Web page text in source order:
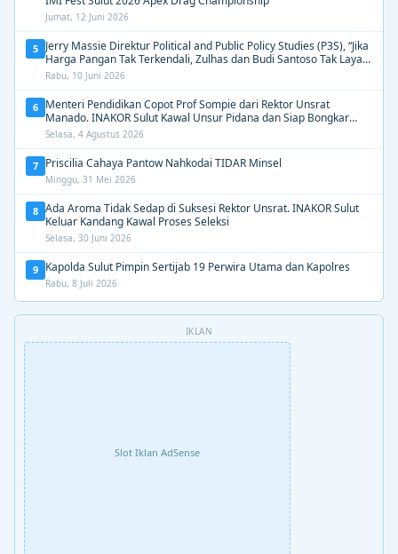
Jumat, 12 Juni 2026
5 Jerry Massie Direktur Political and Public Policy Studies (P3S), “Jika
Harga Pangan Tak Terkendali, Zulhas dan Budi Santoso Tak Layak
Dipertahankan”
Rabu, 10 Juni 2026
6 Menteri Pendidikan Copot Prof Sompie dari Rektor Unsrat
Manado. INAKOR Sulut Kawal Unsur Pidana dan Siap Bongkar
Aroma Busuk di Suksesi Rektor
Selasa, 4 Agustus 2026
7 Priscilia Cahaya Pantow Nahkodai TIDAR Minsel
Minggu, 31 Mei 2026
8 Ada Aroma Tidak Sedap di Suksesi Rektor Unsrat. INAKOR Sulut
Keluar Kandang Kawal Proses Seleksi
Selasa, 30 Juni 2026
9 Kapolda Sulut Pimpin Sertijab 19 Perwira Utama dan Kapolres
Rabu, 8 Juli 2026
IKLAN
Slot Iklan AdSense